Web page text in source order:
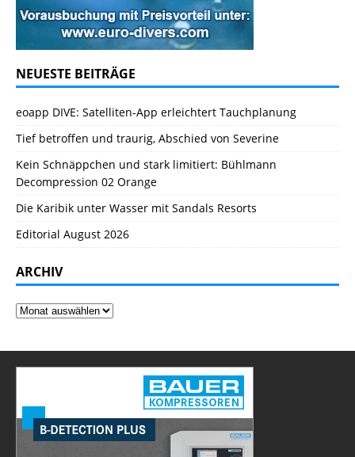
NEUESTE BEITRÄGE
eoapp DIVE: Satelliten-App erleichtert Tauchplanung
Tief betroffen und traurig, Abschied von Severine
Kein Schnäppchen und stark limitiert: Bühlmann
Decompression 02 Orange
Die Karibik unter Wasser mit Sandals Resorts
Editorial August 2026
ARCHIV